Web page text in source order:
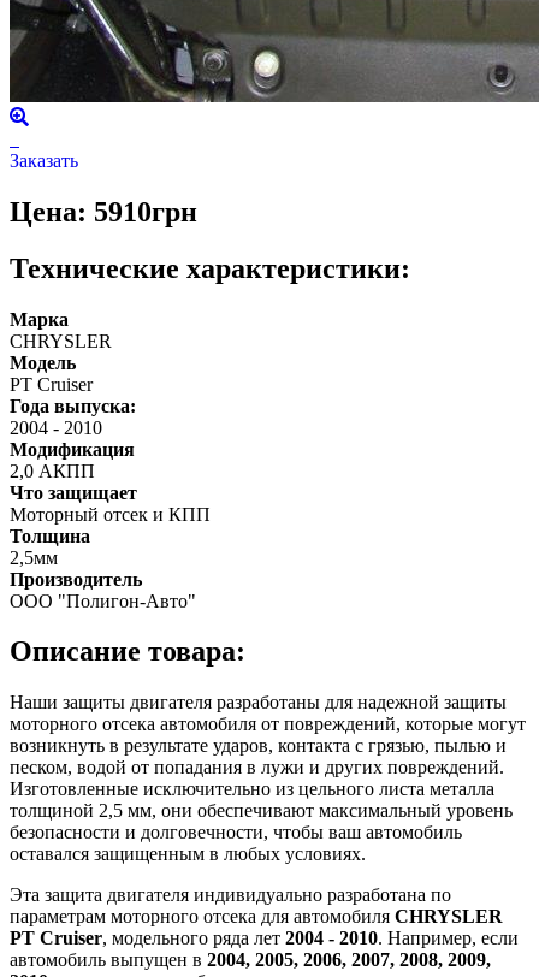
Заказать
Цена: 5910грн
Технические характеристики:
Марка
CHRYSLER
Модель
PT Cruiser
Года выпуска:
2004 - 2010
Модификация
2,0 АКПП
Что защищает
Моторный отсек и КПП
Толщина
2,5мм
Производитель
ООО "Полигон-Авто"
Описание товара:
Наши защиты двигателя разработаны для надежной защиты
моторного отсека автомобиля от повреждений, которые могут
возникнуть в результате ударов, контакта с грязью, пылью и
песком, водой от попадания в лужи и других повреждений.
Изготовленные исключительно из цельного листа металла
толщиной 2,5 мм, они обеспечивают максимальный уровень
безопасности и долговечности, чтобы ваш автомобиль
оставался защищенным в любых условиях.
Эта защита двигателя индивидуально разработана по
параметрам моторного отсека для автомобиля CHRYSLER
PT Cruiser, модельного ряда лет 2004 - 2010. Например, если
автомобиль выпущен в 2004, 2005, 2006, 2007, 2008, 2009,